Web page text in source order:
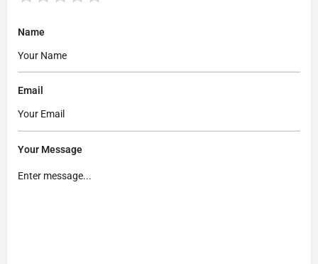
Name
Email
Your Message